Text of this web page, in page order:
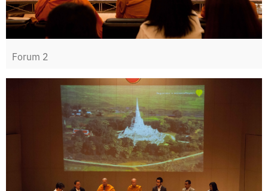
Forum 2